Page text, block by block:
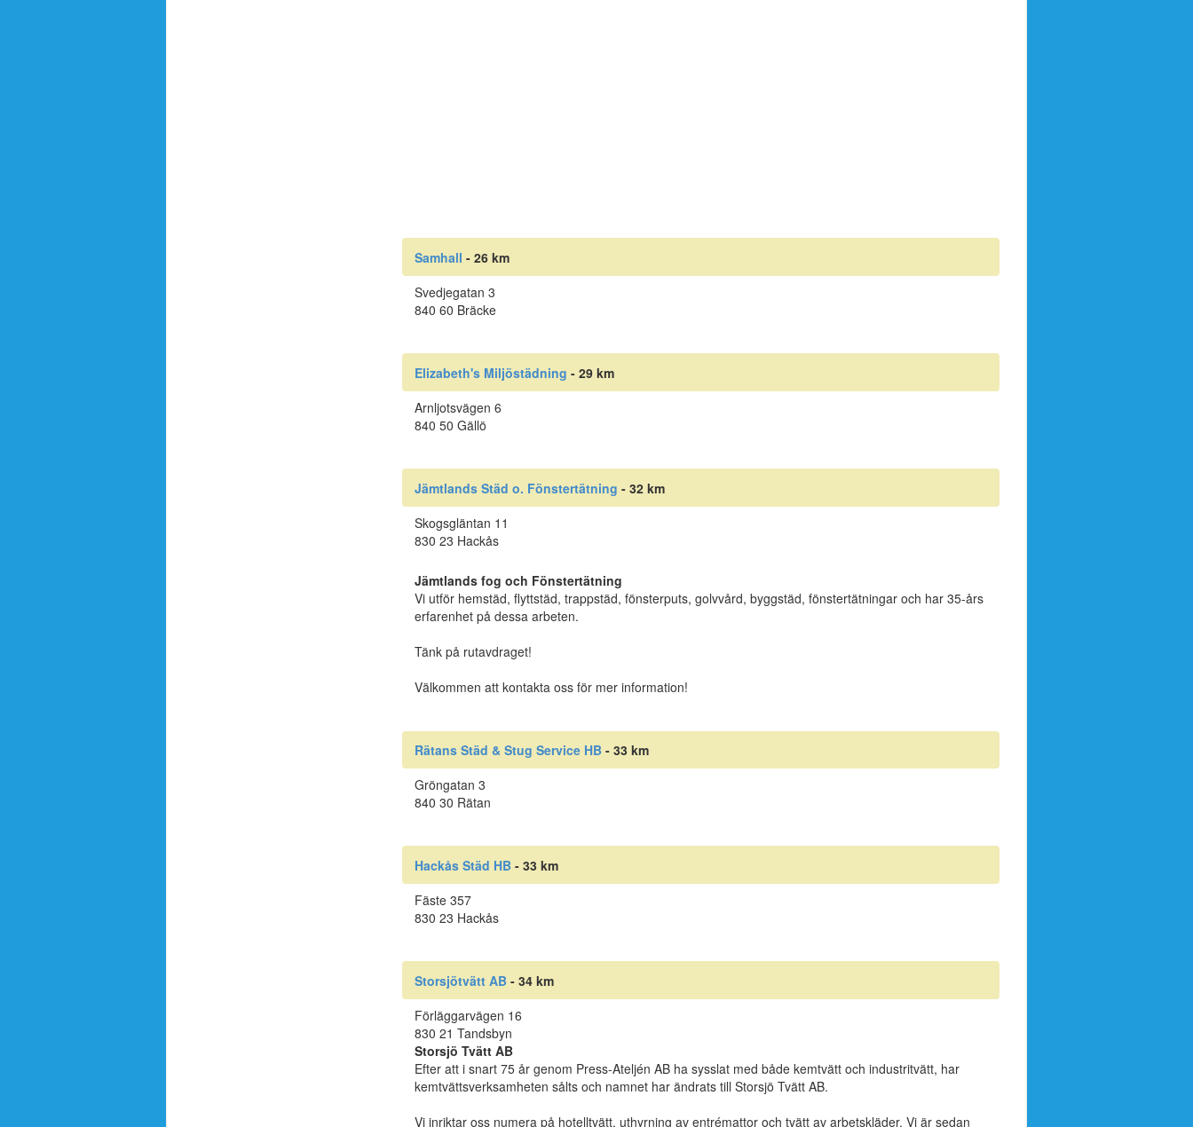
Samhall - 26 km
Svedjegatan 3
840 60 Bräcke
Elizabeth's Miljöstädning - 29 km
Arnljotsvägen 6
840 50 Gällö
Jämtlands Städ o. Fönstertätning - 32 km
Skogsgläntan 11
830 23 Hackås
Jämtlands fog och Fönstertätning
Vi utför hemstäd, flyttstäd, trappstäd, fönsterputs, golvvård, byggstäd, fönstertätningar och har 35-års
erfarenhet på dessa arbeten.
Tänk på rutavdraget!
Välkommen att kontakta oss för mer information!
Rätans Städ & Stug Service HB- 33 km
Gröngatan 3
840 30 Rätan
Hackås Städ HB- 33 km
Fäste 357
830 23 Hackås
Storsjötvätt AB- 34 km
Förläggarvägen 16
830 21 Tandsbyn
Storsjö Tvätt AB
Efter att i snart 75 år genom Press-Ateljén AB ha sysslat med både kemtvätt och industritvätt, har
kemtvättsverksamheten sålts och namnet har ändrats till Storsjö Tvätt AB.
Vi inriktar oss numera på hotelltvätt, uthyrning av entrémattor och tvätt av arbetskläder. Vi är sedan